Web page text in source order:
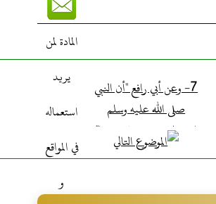
7- وعن أبي رافع "أن النبي
صلى الله عليه وسلم
استسلف من رجل بكرا"
بفتح الموحدة وسكون
عليه إبل من إبل الصدقة